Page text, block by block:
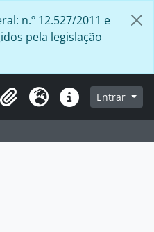
n.º 12.527/2011 e
pela legislação
Área de Transferência
Idioma Atalhos Entrar